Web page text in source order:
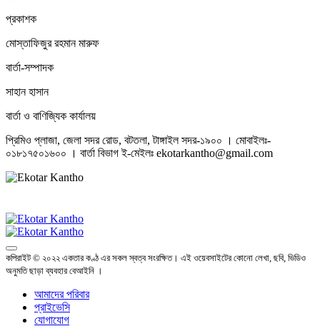
প্রকাশক
মোস্তাফিজুর রহমান মারুফ
বার্তা-সম্পাদক
সাহান হাসান
বার্তা ও বাণিজ্যিক কার্যালয়
প্রিমিও প্লাজা, জেলা সদর রোড, বটতলা, টাঙ্গাইল সদর-১৯০০ । মোবাইলঃ-
০১৮১৭৫০১৬০০ । বার্তা বিভাগ ই-মেইলঃ ekotarkantho@gmail.com
কপিরাইট © ২০২২ একতার কণ্ঠ এর সকল স্বত্ব সংরক্ষিত। এই ওয়েবসাইটের কোনো লেখা, ছবি, ভিডিও
অনুমতি ছাড়া ব্যবহার বেআইনি ।
আমাদের পরিবার
প্রাইভেসি
যোগাযোগ